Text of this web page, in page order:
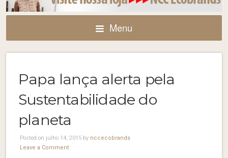
Menu
Papa lança alerta pela
Sustentabilidade do
planeta
Posted on julho 14, 2015 by nccecobrands
Leave a Comment